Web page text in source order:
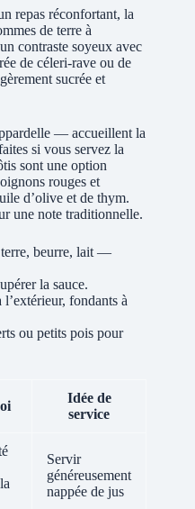
repas réconfortant, la
de terre à
contraste soyeux avec
de céleri-rave ou de
sucrée et
— accueillent la
si vous servez la
sont une option
rouges et
d’olive et de thym.
une note traditionnelle.
terre, beurre, lait —
la sauce.
fondants à
ou petits pois pour
Idée de
service
Servir
généreusement
nappée de jus